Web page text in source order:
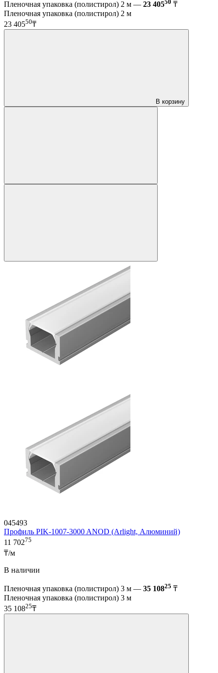
Пленочная упаковка (полистирол) 2 м — 23 40550 ₸
Пленочная упаковка (полистирол) 2 м
23 40550₸
В корзину
045493
Профиль PIK-1007-3000 ANOD (Arlight, Алюминий)
11 70275
₸/м
В наличии
Пленочная упаковка (полистирол) 3 м — 35 10825 ₸
Пленочная упаковка (полистирол) 3 м
35 10825₸